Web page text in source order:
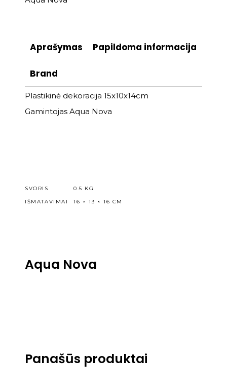
Aprašymas Papildoma informacija
Brand
Plastikinė dekoracija 15x10x14cm
Gamintojas Aqua Nova
SVORIS
0.5 KG
IŠMATAVIMAI
16 × 13 × 16 CM
Aqua Nova
Panašūs produktai